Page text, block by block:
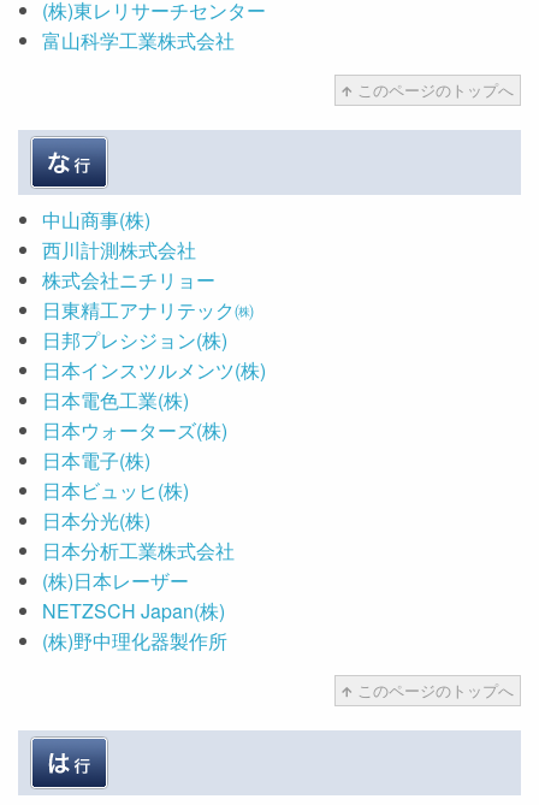
(株)東レリサーチセンター
富山科学工業株式会社
このページのトップへ
中山商事(株)
西川計測株式会社
株式会社ニチリョー
日東精工アナリテック㈱
日邦プレシジョン(株)
日本インスツルメンツ(株)
日本電色工業(株)
日本ウォーターズ(株)
日本電子(株)
日本ビュッヒ(株)
日本分光(株)
日本分析工業株式会社
(株)日本レーザー
NETZSCH Japan(株)
(株)野中理化器製作所
このページのトップへ